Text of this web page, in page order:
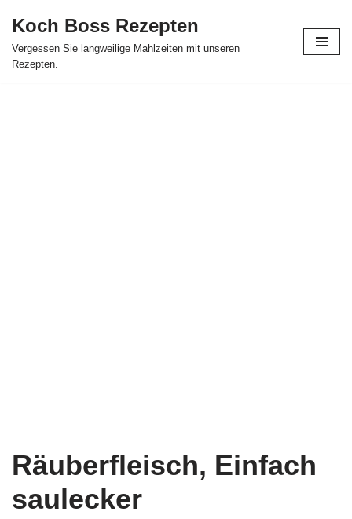
Skip
to
Koch Boss Rezepten
Vergessen Sie langweilige Mahlzeiten mit unseren
Rezepten.
Räuberfleisch, Einfach
saulecker